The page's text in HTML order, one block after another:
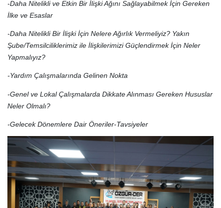
-Daha Nitelikli ve Etkin Bir İlişki Ağını Sağlayabilmek İçin Gereken
İlke ve Esaslar
-Daha Nitelikli Bir İlişki İçin Nelere Ağırlık Vermeliyiz? Yakın
Şube/Temsilciliklerimiz ile İlişkilerimizi Güçlendirmek İçin Neler
Yapmalıyız?
-Yardım Çalışmalarında Gelinen Nokta
-Genel ve Lokal Çalışmalarda Dikkate Alınması Gereken Hususlar
Neler Olmalı?
-Gelecek Dönemlere Dair Öneriler-Tavsiyeler